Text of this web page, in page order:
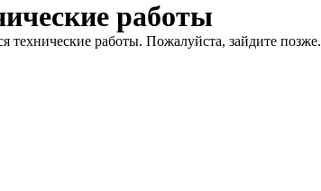
работы
технические работы. Пожалуйста, зайдите позже.